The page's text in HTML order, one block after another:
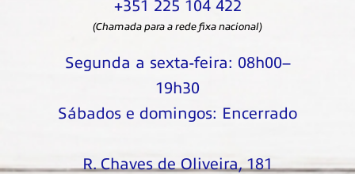
+351 225 104 422
(Chamada para a rede fixa nacional)
Segunda a sexta-feira: 08h00–
19h30
Sábados e domingos: Encerrado
R. Chaves de Oliveira, 181